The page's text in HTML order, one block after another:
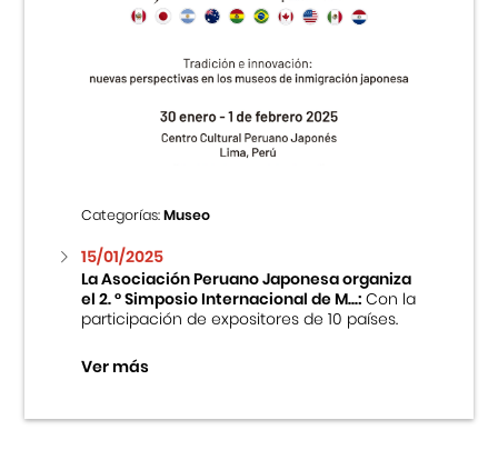
Categorías:Museo
15/01/2025
La Asociación Peruano Japonesa organiza
el 2. ° Simposio Internacional de M...:Con la
participación de expositores de 10 países.
Ver más